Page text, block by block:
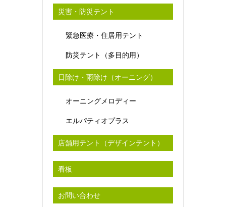
災害・防災テント
緊急医療・住居用テント
防災テント（多目的用）
日除け・雨除け（オーニング）
オーニングメロディー
エルパティオプラス
店舗用テント（デザインテント）
看板
お問い合わせ